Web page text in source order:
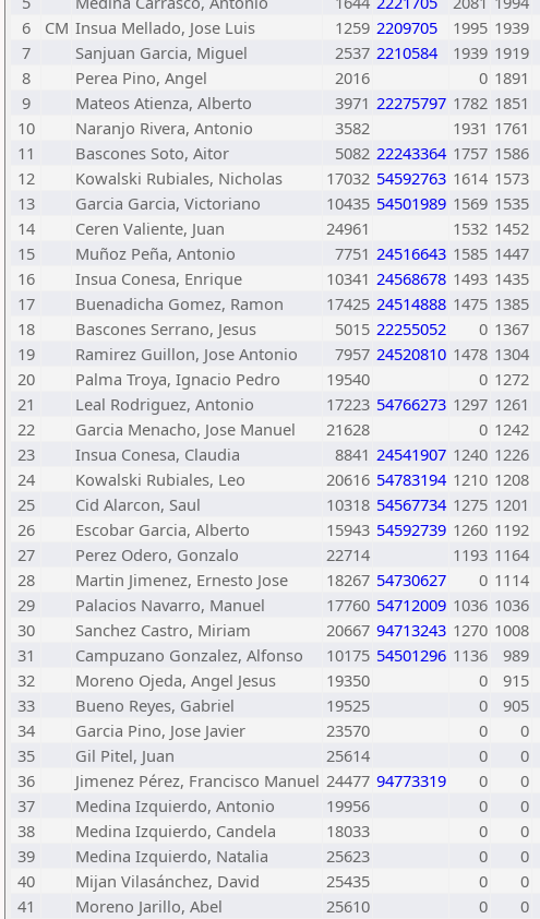
6
CM Insua Mellado, Jose Luis 1259 2209705 1995 1939
7
Sanjuan Garcia, Miguel 2537 2210584 1939 1919
8
Perea Pino, Angel 2016 0 1891
9
Mateos Atienza, Alberto 3971 22275797 1782 1851
10
Naranjo Rivera, Antonio 3582 1931 1761
11
Bascones Soto, Aitor 5082 22243364 1757 1586
12
Kowalski Rubiales, Nicholas 17032 54592763 1614 1573
13
Garcia Garcia, Victoriano 10435 54501989 1569 1535
14
Ceren Valiente, Juan 24961 1532 1452
15
Muñoz Peña, Antonio 7751 24516643 1585 1447
16
Insua Conesa, Enrique 10341 24568678 1493 1435
17
Buenadicha Gomez, Ramon 17425 24514888 1475 1385
18
Bascones Serrano, Jesus 5015 22255052 0 1367
19
Ramirez Guillon, Jose Antonio 7957 24520810 1478 1304
20
Palma Troya, Ignacio Pedro 19540 0 1272
21
Leal Rodriguez, Antonio 17223 54766273 1297 1261
22
Garcia Menacho, Jose Manuel 21628 0 1242
23
Insua Conesa, Claudia 8841 24541907 1240 1226
24
Kowalski Rubiales, Leo 20616 54783194 1210 1208
25
Cid Alarcon, Saul 10318 54567734 1275 1201
26
Escobar Garcia, Alberto 15943 54592739 1260 1192
27
Perez Odero, Gonzalo 22714 1193 1164
28
Martin Jimenez, Ernesto Jose 18267 54730627 0 1114
29
Palacios Navarro, Manuel 17760 54712009 1036 1036
30
Sanchez Castro, Miriam 20667 94713243 1270 1008
31
Campuzano Gonzalez, Alfonso 10175 54501296 1136 989
32
Moreno Ojeda, Angel Jesus 19350 0 915
33
Bueno Reyes, Gabriel 19525 0 905
34
Garcia Pino, Jose Javier 23570 0 0
35
Gil Pitel, Juan 25614 0 0
36
Jimenez Pérez, Francisco Manuel 24477 94773319 0 0
37
Medina Izquierdo, Antonio 19956 0 0
38
Medina Izquierdo, Candela 18033 0 0
39
Medina Izquierdo, Natalia 25623 0 0
40
Mijan Vilasánchez, David 25435 0 0
41
Moreno Jarillo, Abel 25610 0 0